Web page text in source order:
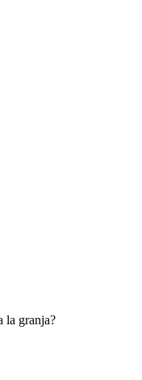
la granja?